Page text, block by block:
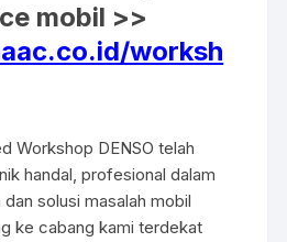
mobil >>
worksh
Workshop DENSO telah
handal, profesional dalam
solusi masalah mobil
ke cabang kami terdekat